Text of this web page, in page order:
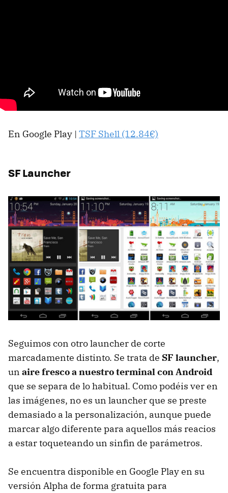
En Google Play | TSF Shell (12.84€)
SF Launcher
Seguimos con otro launcher de corte
marcadamente distinto. Se trata de SF launcher,
un aire fresco a nuestro terminal con Android
que se separa de lo habitual. Como podéis ver en
las imágenes, no es un launcher que se preste
demasiado a la personalización, aunque puede
marcar algo diferente para aquellos más reacios
a estar toqueteando un sinfin de parámetros.
Se encuentra disponible en Google Play en su
versión Alpha de forma gratuita para